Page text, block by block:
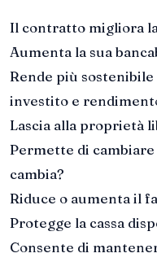
Il contratto migliora
Aumenta la sua
Rende più
investito e
Lascia alla proprietà
Permette di
cambia?
Riduce o aumenta il
Protegge la cassa
Consente di